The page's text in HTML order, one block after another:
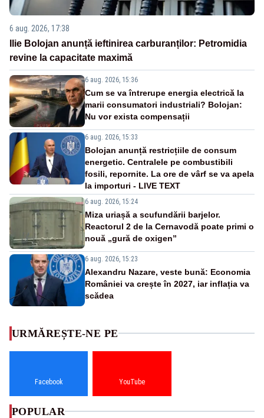
6 aug. 2026, 17:38
Ilie Bolojan anunță ieftinirea carburanților: Petromidia
revine la capacitate maximă
6 aug. 2026, 15:36
Cum se va întrerupe energia electrică la
marii consumatori industriali? Bolojan:
Nu vor exista compensații
6 aug. 2026, 15:33
Bolojan anunță restricțiile de consum
energetic. Centralele pe combustibili
fosili, repornite. La ore de vârf se va apela
la importuri - LIVE TEXT
6 aug. 2026, 15:24
Miza uriașă a scufundării barjelor.
Reactorul 2 de la Cernavodă poate primi o
nouă „gură de oxigen”
6 aug. 2026, 15:23
Alexandru Nazare, veste bună: Economia
României va crește în 2027, iar inflația va
scădea
URMĂREȘTE-NE PE
Facebook YouTube
POPULAR